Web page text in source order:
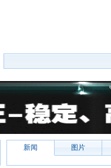
新闻 图片